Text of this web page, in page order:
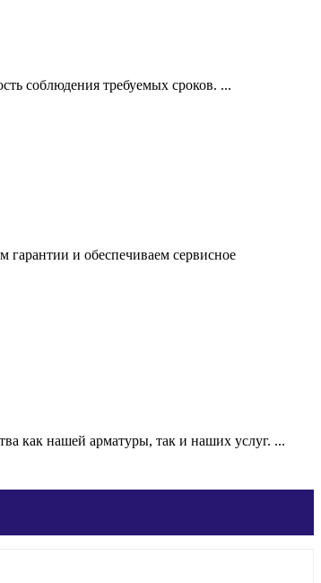
соблюдения требуемых сроков. ...
и обеспечиваем сервисное
как нашей арматуры, так и наших услуг. ...